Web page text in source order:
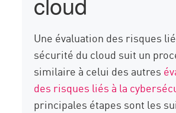
Une évaluation des risques
sécurité du cloud suit un
similaire à celui des autres
des risques liés à la
principales étapes sont les